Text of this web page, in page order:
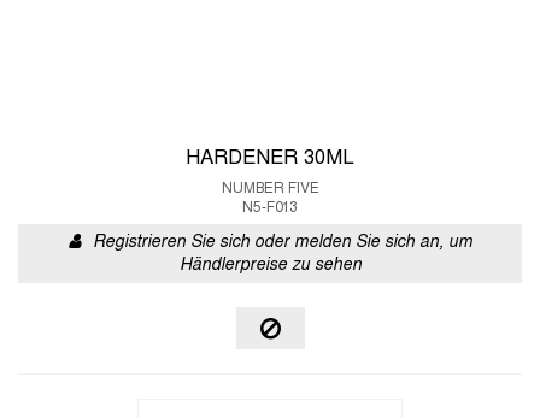
HARDENER 30ML
NUMBER FIVE
N5-F013
Registrieren Sie sich oder melden Sie sich an, um
Händlerpreise zu sehen